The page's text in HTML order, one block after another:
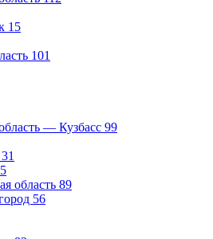
15
101
— Кузбасс 99
31
5
область 89
56